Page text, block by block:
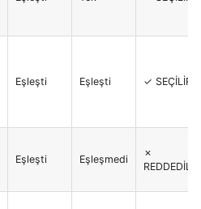
Eşleşti Eşleşti ✓ SEÇİLİR
Eşleşti Eşleşmedi
✗
REDDEDİLİR